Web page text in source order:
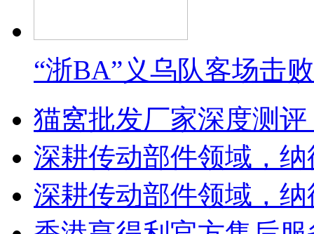
“浙BA”义乌队客场击
猫窝批发厂家深度测
深耕传动部件领域，
深耕传动部件领域，